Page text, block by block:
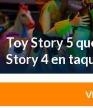
Toy Story 5
Story 4 en